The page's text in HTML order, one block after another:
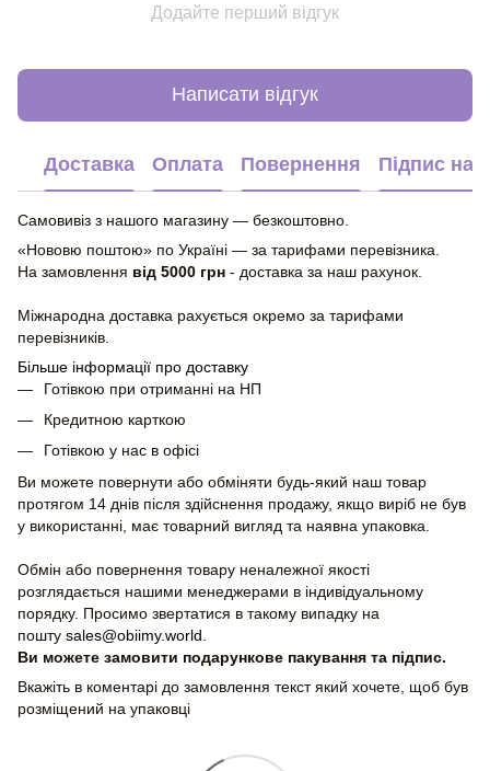
Додайте перший відгук
Написати відгук
Доставка Оплата Повернення Підпис на
Самовивіз з нашого магазину — безкоштовно.
«Нововю поштою» по Україні — за тарифами перевізника.
На замовлення від 5000 грн - доставка за наш рахунок.
Міжнародна доставка рахується окремо за тарифами
перевізників.
Більше інформації про доставку
Готівкою при отриманні на НП
Кредитною карткою
Готівкою у нас в офісі
Ви можете повернути або обміняти будь-який наш товар
протягом 14 днів після здійснення продажу, якщо виріб не був
у використанні, має товарний вигляд та наявна упаковка.
Обмін або повернення товару неналежної якості
розглядається нашими менеджерами в індивідуальному
порядку. Просимо звертатися в такому випадку на
пошту sales@obiimy.world
Ви можете замовити подарункове пакування та підпис.
Вкажіть в коментарі до замовлення текст який хочете, щоб був
розміщений на упаковці